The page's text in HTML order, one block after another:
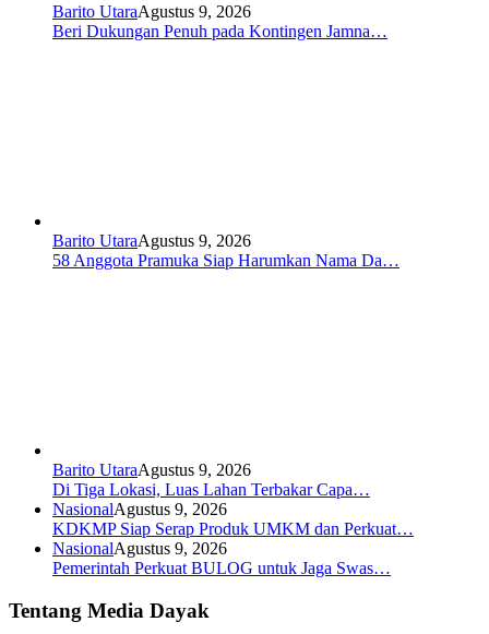
Barito UtaraAgustus 9, 2026
Beri Dukungan Penuh pada Kontingen Jamna…
Barito UtaraAgustus 9, 2026
58 Anggota Pramuka Siap Harumkan Nama Da…
Barito UtaraAgustus 9, 2026
Di Tiga Lokasi, Luas Lahan Terbakar Capa…
NasionalAgustus 9, 2026
KDKMP Siap Serap Produk UMKM dan Perkuat…
NasionalAgustus 9, 2026
Pemerintah Perkuat BULOG untuk Jaga Swas…
Tentang Media Dayak